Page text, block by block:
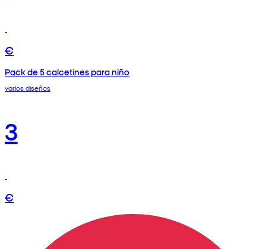
€
Pack de 5 calcetines para niño
varios diseños
3
€